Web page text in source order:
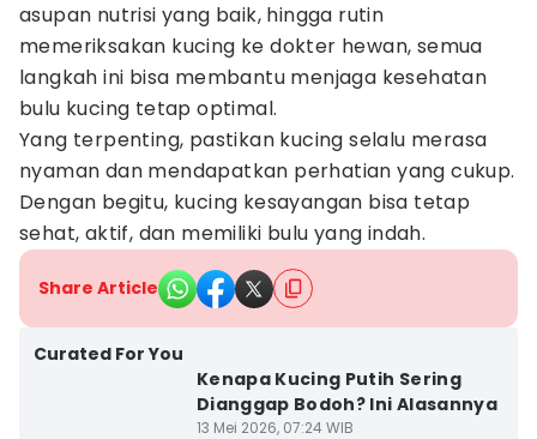
asupan nutrisi yang baik, hingga rutin
memeriksakan kucing ke dokter hewan, semua
langkah ini bisa membantu menjaga kesehatan
bulu kucing tetap optimal.
Yang terpenting, pastikan kucing selalu merasa
nyaman dan mendapatkan perhatian yang cukup.
Dengan begitu, kucing kesayangan bisa tetap
sehat, aktif, dan memiliki bulu yang indah.
Share Article
Curated For You
Kenapa Kucing Putih Sering
Dianggap Bodoh? Ini Alasannya
13 Mei 2026, 07:24 WIB